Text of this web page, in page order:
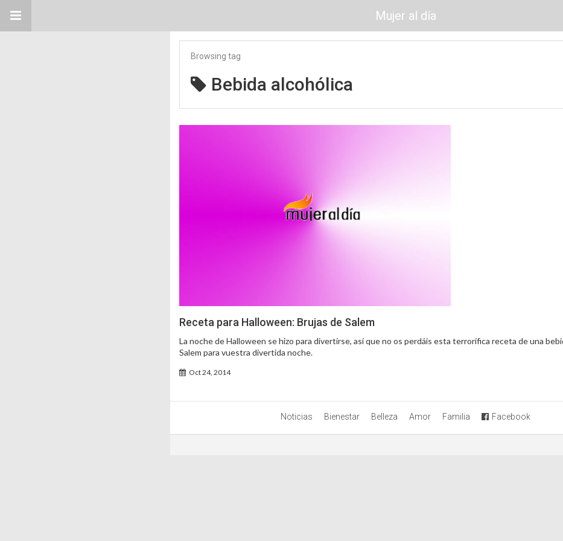
Mujer al día
Browsing tag
Bebida alcohólica
Receta para Halloween: Brujas de Salem
La noche de Halloween se hizo para divertirse, así que no os perdáis esta terrorífica receta de una
Salem para vuestra divertida noche.
Oct 24, 2014
Noticias Bienestar Belleza Amor Familia Facebook